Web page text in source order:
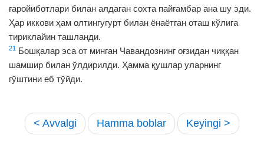
ғаройиботлари билан алдаган сохта пайғамбар ана шу эди.
Ҳар иккови ҳам олтингугурт билан ёнаётган оташ кўлига
тириклайин ташланди.
21
Бошқалар эса от минган Чавандознинг оғзидан чиққан
шамшир билан ўлдирилди. Ҳамма қушлар уларнинг
гўштини еб тўйди.
< Avvalgi Hamma boblar Keyingi >